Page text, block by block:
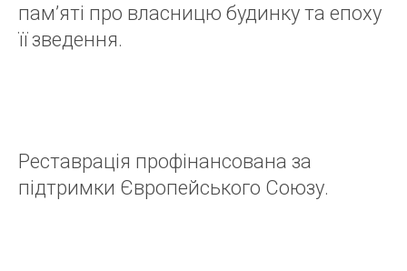
пам’яті про власницю будинку та епоху
її зведення.
Реставрація профінансована за
підтримки Європейського Союзу.